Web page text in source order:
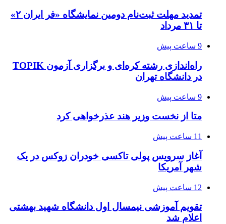
تمدید مهلت ثبت‌نام دومین نمایشگاه «فر ایران ۲»
تا ۳۱ مرداد
9 ساعت پیش
راه‌اندازی رشته کره‌ای و برگزاری آزمون TOPIK
در دانشگاه تهران
9 ساعت پیش
متا از نخست وزیر هند عذرخواهی کرد
11 ساعت پیش
آغاز سرویس پولی تاکسی خودران زوکس در یک
شهر آمریکا
12 ساعت پیش
تقویم آموزشی نیمسال اول دانشگاه شهید بهشتی
اعلام شد